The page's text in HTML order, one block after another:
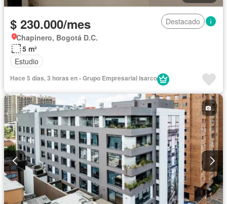
$ 230.000/mes
Destacado
Chapinero, Bogotá D.C.
5 m²
Estudio
Hace 5 días, 3 horas en - Grupo Empresarial Isarco